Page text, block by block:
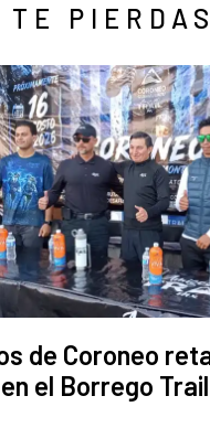
PIERDAS
de Coroneo
el Borrego